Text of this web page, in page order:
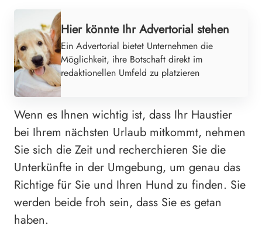
Hier könnte Ihr Advertorial stehen
Ein Advertorial bietet Unternehmen die
Möglichkeit, ihre Botschaft direkt im
redaktionellen Umfeld zu platzieren
Wenn es Ihnen wichtig ist, dass Ihr Haustier
bei Ihrem nächsten Urlaub mitkommt, nehmen
Sie sich die Zeit und recherchieren Sie die
Unterkünfte in der Umgebung, um genau das
Richtige für Sie und Ihren Hund zu finden. Sie
werden beide froh sein, dass Sie es getan
haben.